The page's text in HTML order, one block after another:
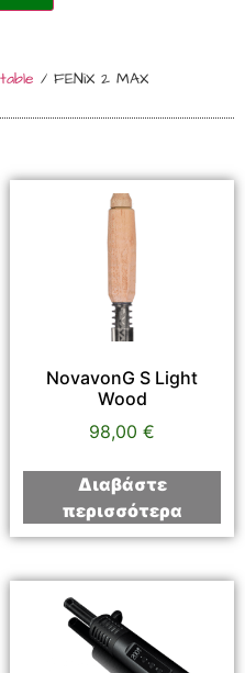
/ FENiX 2 MAX
NovavonG S Light
Wood
98,00 €
Διαβάστε
περισσότερα